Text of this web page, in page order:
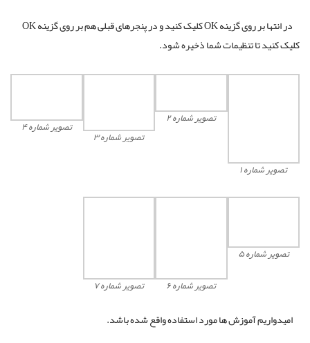
در انتها بر روی گزینه OK کلیک کنید و در پنجرهای قبلی هم بر روی گزینه OK
کلیک کنید تا تنظیمات شما ذخیره شود.
تصویر شماره ۱
تصویر شماره ۲
تصویر شماره ۳
تصویر شماره ۴
تصویر شماره ۵
تصویر شماره ۶
تصویر شماره ۷
امیدواریم آموزش ها مورد استفاده واقع شده باشد.